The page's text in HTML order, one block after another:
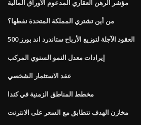
مؤشر الرهن العقاري المدعوم الأوراق المالية
من أين تشتري المملكة المتحدة نفطها؟
العقود الآجلة لتوزيع الأرباح ستاندرد اند بورز 500
إيرادات معدل النمو السنوي المركب
عقد الاستثمار الشخصي
مخطط المناطق الزمنية في كندا
مخازن الهدف تتطابق مع السعر على الانترنت